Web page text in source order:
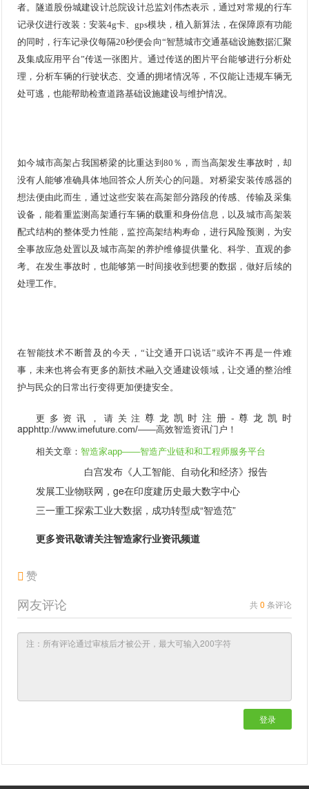
者。隧道股份城建设计总院设计总监刘伟杰表示，通过对常规的行车
记录仪进行改装：安装4g卡、gps模块，植入新算法，在保障原有功能
的同时，行车记录仪每隔20秒便会向“智慧城市交通基础设施数据汇聚
及集成应用平台”传送一张图片。通过传送的图片平台能够进行分析处
理，分析车辆的行驶状态、交通的拥堵情况等，不仅能让违规车辆无
处可逃，也能帮助检查道路基础设施建设与维护情况。
如今城市高架占我国桥梁的比重达到80％，而当高架发生事故时，却
没有人能够准确具体地回答众人所关心的问题。对桥梁安装传感器的
想法便由此而生，通过这些安装在高架部分路段的传感、传输及采集
设备，能着重监测高架通行车辆的载重和身份信息，以及城市高架装
配式结构的整体受力性能，监控高架结构寿命，进行风险预测，为安
全事故应急处置以及城市高架的养护维修提供量化、科学、直观的参
考。在发生事故时，也能够第一时间接收到想要的数据，做好后续的
处理工作。
在智能技术不断普及的今天，“让交通开口说话”或许不再是一件难
事，未来也将会有更多的新技术融入交通建设领域，让交通的整治维
护与民众的日常出行变得更加便捷安全。
更多资讯，请关注尊龙凯时注册-尊龙凯时
apphttp://www.imefuture.com/——高效智造资讯门户！
相关文章： 智造家app——智造产业链和和工程师服务平台
白宫发布《人工智能、自动化和经济》报告
发展工业物联网，ge在印度建历史最大数字中心
三一重工探索工业大数据，成功转型成“智造范”
更多资讯敬请关注智造家行业资讯频道
赞
网友评论 共0 条评论
登录